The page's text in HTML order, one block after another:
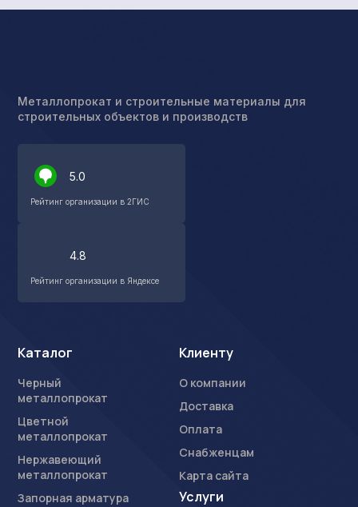
Металлопрокат и строительные материалы для
строительных объектов и производств
5.0
Рейтинг организации в 2ГИС
4.8
Рейтинг организации в Яндексе
Каталог
Черный
металлопрокат
Цветной
металлопрокат
Нержавеющий
металлопрокат
Запорная арматура
Клиенту
О компании
Доставка
Оплата
Снабженцам
Карта сайта
Услуги